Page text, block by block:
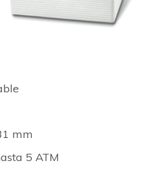
mm
5 ATM